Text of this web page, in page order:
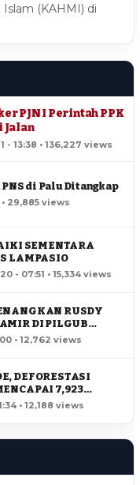
(KAHMI) di
PJN I Perintah PPK
Jalan
13:38 • 136,227 views
di Palu Ditangkap
29,885 views
SEMENTARA
LAMPASIO
- 07:51 • 15,334 views
RUSDY
DI PILGUB
• 12,762 views
DEFORESTASI
7,923
• 12,188 views